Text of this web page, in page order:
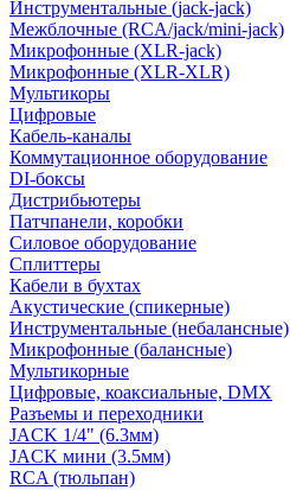
Инструментальные (jack-jack)
Межблочные (RCA/jack/mini-jack)
Микрофонные (XLR-jack)
Микрофонные (XLR-XLR)
Мультикоры
Цифровые
Кабель-каналы
Коммутационное оборудование
DI-боксы
Дистрибьютеры
Патчпанели, коробки
Силовое оборудование
Сплиттеры
Кабели в бухтах
Акустические (спикерные)
Инструментальные (небалансные)
Микрофонные (балансные)
Мультикорные
Цифровые, коаксиальные, DMX
Разъемы и переходники
JACK 1/4" (6.3мм)
JACK мини (3.5мм)
RCA (тюльпан)